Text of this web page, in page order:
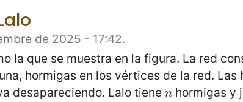
de 2025 - 17:42.
la que se muestra en la figura. La red
hormigas en los vértices de la red.
desapareciendo. Lalo tiene n
n hormigas y